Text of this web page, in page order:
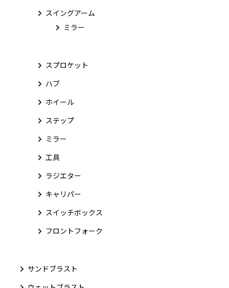
スイングアーム
ミラー
スプロケット
ハブ
ホイール
ステップ
ミラー
工具
ラジエター
キャリパー
スイッチボックス
フロントフォーク
サンドブラスト